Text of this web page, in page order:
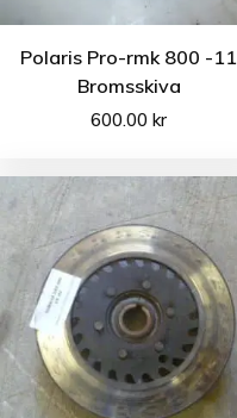
Polaris Pro-rmk 800 -11
Bromsskiva
600.00kr